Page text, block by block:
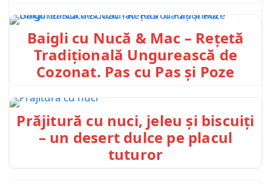
Baigli cu Nucă & Mac – Rețetă
Tradițională Ungurească de
Cozonat. Pas cu Pas și Poze
Prăjitură cu nuci, jeleu și biscuiți
– un desert dulce pe placul
tuturor